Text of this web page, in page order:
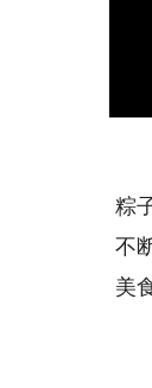
6
粽
不
美